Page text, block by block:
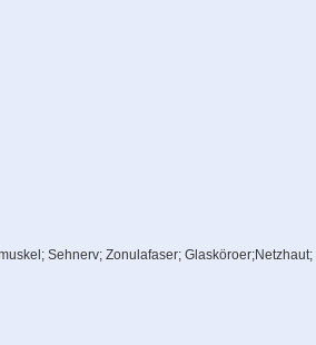
Sehnerv; Zonulafaser; Glasköroer;Netzhaut;